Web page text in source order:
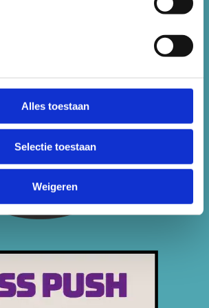
Alles toestaan
Selectie toestaan
Weigeren